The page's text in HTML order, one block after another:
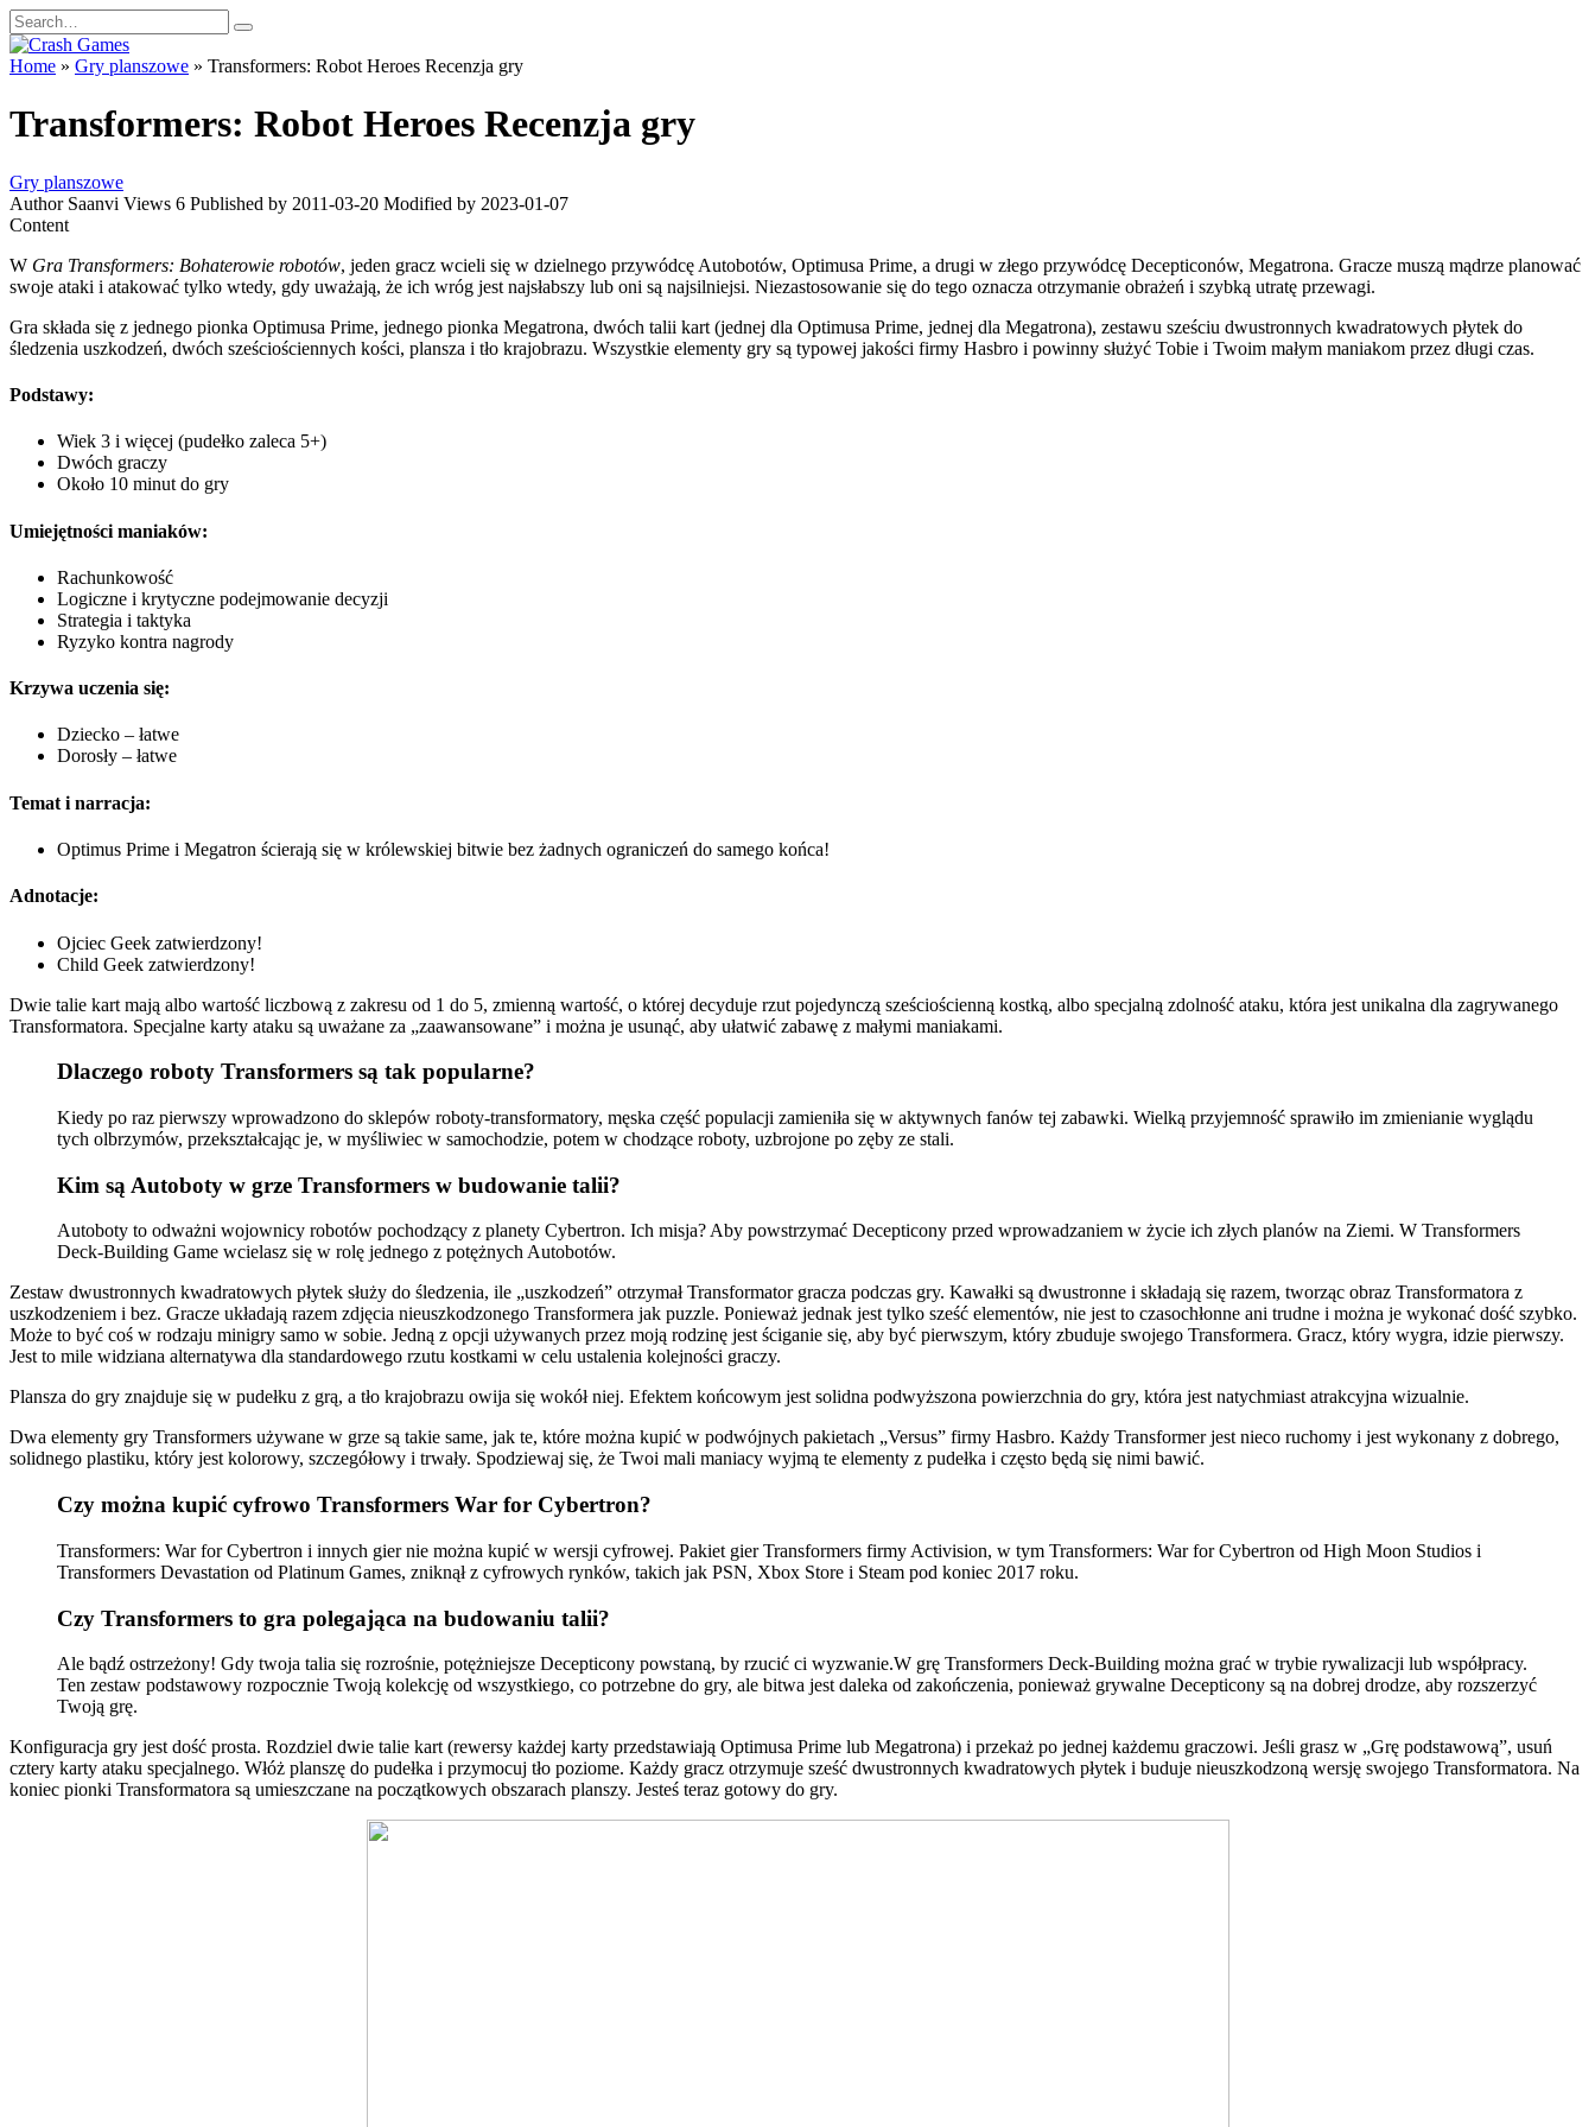
Skip
to
content
Search
for:
Home » Gry planszowe » Transformers: Robot Heroes Recenzja gry
Transformers: Robot Heroes Recenzja gry
Gry planszowe
Author Saanvi Views 6 Published by 2011-03-20 Modified by 2023-01-07
Content
W Gra Transformers: Bohaterowie robotów, jeden gracz wcieli się w dzielnego przywódcę Autobotów, Optimusa Prime, a drugi w złego przywódcę Decepticonów, Megatrona. Gracze muszą mądrze planować
swoje ataki i atakować tylko wtedy, gdy uważają, że ich wróg jest najsłabszy lub oni są najsilniejsi. Niezastosowanie się do tego oznacza otrzymanie obrażeń i szybką utratę przewagi.
Gra składa się z jednego pionka Optimusa Prime, jednego pionka Megatrona, dwóch talii kart (jednej dla Optimusa Prime, jednej dla Megatrona), zestawu sześciu dwustronnych kwadratowych płytek do
śledzenia uszkodzeń, dwóch sześciościennych kości, plansza i tło krajobrazu. Wszystkie elementy gry są typowej jakości firmy Hasbro i powinny służyć Tobie i Twoim małym maniakom przez długi czas.
Podstawy:
Wiek 3 i więcej (pudełko zaleca 5+)
Dwóch graczy
Około 10 minut do gry
Umiejętności maniaków:
Rachunkowość
Logiczne i krytyczne podejmowanie decyzji
Strategia i taktyka
Ryzyko kontra nagrody
Krzywa uczenia się:
Dziecko – łatwe
Dorosły – łatwe
Temat i narracja:
Optimus Prime i Megatron ścierają się w królewskiej bitwie bez żadnych ograniczeń do samego końca!
Adnotacje:
Ojciec Geek zatwierdzony!
Child Geek zatwierdzony!
Dwie talie kart mają albo wartość liczbową z zakresu od 1 do 5, zmienną wartość, o której decyduje rzut pojedynczą sześciościenną kostką, albo specjalną zdolność ataku, która jest unikalna dla zagrywanego
Transformatora. Specjalne karty ataku są uważane za „zaawansowane” i można je usunąć, aby ułatwić zabawę z małymi maniakami.
Dlaczego roboty Transformers są tak popularne?
Kiedy po raz pierwszy wprowadzono do sklepów roboty-transformatory, męska część populacji zamieniła się w aktywnych fanów tej zabawki. Wielką przyjemność sprawiło im zmienianie wyglądu
tych olbrzymów, przekształcając je, w myśliwiec w samochodzie, potem w chodzące roboty, uzbrojone po zęby ze stali.
Kim są Autoboty w grze Transformers w budowanie talii?
Autoboty to odważni wojownicy robotów pochodzący z planety Cybertron. Ich misja? Aby powstrzymać Decepticony przed wprowadzaniem w życie ich złych planów na Ziemi. W Transformers
Deck-Building Game wcielasz się w rolę jednego z potężnych Autobotów.
Zestaw dwustronnych kwadratowych płytek służy do śledzenia, ile „uszkodzeń” otrzymał Transformator gracza podczas gry. Kawałki są dwustronne i składają się razem, tworząc obraz Transformatora z
uszkodzeniem i bez. Gracze układają razem zdjęcia nieuszkodzonego Transformera jak puzzle. Ponieważ jednak jest tylko sześć elementów, nie jest to czasochłonne ani trudne i można je wykonać dość szybko.
Może to być coś w rodzaju minigry samo w sobie. Jedną z opcji używanych przez moją rodzinę jest ściganie się, aby być pierwszym, który zbuduje swojego Transformera. Gracz, który wygra, idzie pierwszy.
Jest to mile widziana alternatywa dla standardowego rzutu kostkami w celu ustalenia kolejności graczy.
Plansza do gry znajduje się w pudełku z grą, a tło krajobrazu owija się wokół niej. Efektem końcowym jest solidna podwyższona powierzchnia do gry, która jest natychmiast atrakcyjna wizualnie.
Dwa elementy gry Transformers używane w grze są takie same, jak te, które można kupić w podwójnych pakietach „Versus” firmy Hasbro. Każdy Transformer jest nieco ruchomy i jest wykonany z dobrego,
solidnego plastiku, który jest kolorowy, szczegółowy i trwały. Spodziewaj się, że Twoi mali maniacy wyjmą te elementy z pudełka i często będą się nimi bawić.
Czy można kupić cyfrowo Transformers War for Cybertron?
Transformers: War for Cybertron i innych gier nie można kupić w wersji cyfrowej. Pakiet gier Transformers firmy Activision, w tym Transformers: War for Cybertron od High Moon Studios i
Transformers Devastation od Platinum Games, zniknął z cyfrowych rynków, takich jak PSN, Xbox Store i Steam pod koniec 2017 roku.
Czy Transformers to gra polegająca na budowaniu talii?
Ale bądź ostrzeżony! Gdy twoja talia się rozrośnie, potężniejsze Decepticony powstaną, by rzucić ci wyzwanie.W grę Transformers Deck-Building można grać w trybie rywalizacji lub współpracy.
Ten zestaw podstawowy rozpocznie Twoją kolekcję od wszystkiego, co potrzebne do gry, ale bitwa jest daleka od zakończenia, ponieważ grywalne Decepticony są na dobrej drodze, aby rozszerzyć
Twoją grę.
Konfiguracja gry jest dość prosta. Rozdziel dwie talie kart (rewersy każdej karty przedstawiają Optimusa Prime lub Megatrona) i przekaż po jednej każdemu graczowi. Jeśli grasz w „Grę podstawową”, usuń
cztery karty ataku specjalnego. Włóż planszę do pudełka i przymocuj tło poziome. Każdy gracz otrzymuje sześć dwustronnych kwadratowych płytek i buduje nieuszkodzoną wersję swojego Transformatora. Na
koniec pionki Transformatora są umieszczane na początkowych obszarach planszy. Jesteś teraz gotowy do gry.